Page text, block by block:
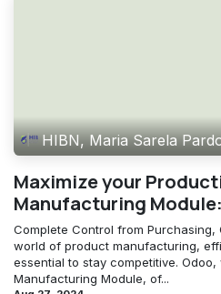
HIBN, Maria Sarela
Maximize your
Manufacturing Module:
Complete Control from Purchasing,
world of product manufacturing,
essential to stay competitive.
Manufacturing Module, of...